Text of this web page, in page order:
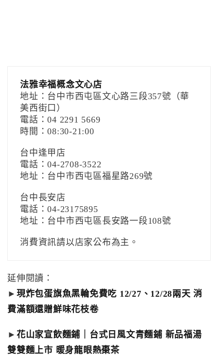
法雅幸福概念文心店
地址：台中市西屯區文心路三段357號（華
美西街口）
電話：04 2291 5669
時間：08:30-21:00
台中逢甲店
電話：04-2708-3522
地址：台中市西屯區福星路269號
台中長安店
電話：04-23175895
地址：台中市西屯區長安路一段108號
消費資訊請以店家公布為主。
延伸閱讀：
► 現炸包蛋旗魚黑輪免費吃 12/27、12/28兩天 消
費滿額還贈鮮味花枝卷
► 花山家宣飲麵鋪｜台式日風文青麵鋪 新品福湯
雙雙麵上市 暖身龍眼熱棗茶